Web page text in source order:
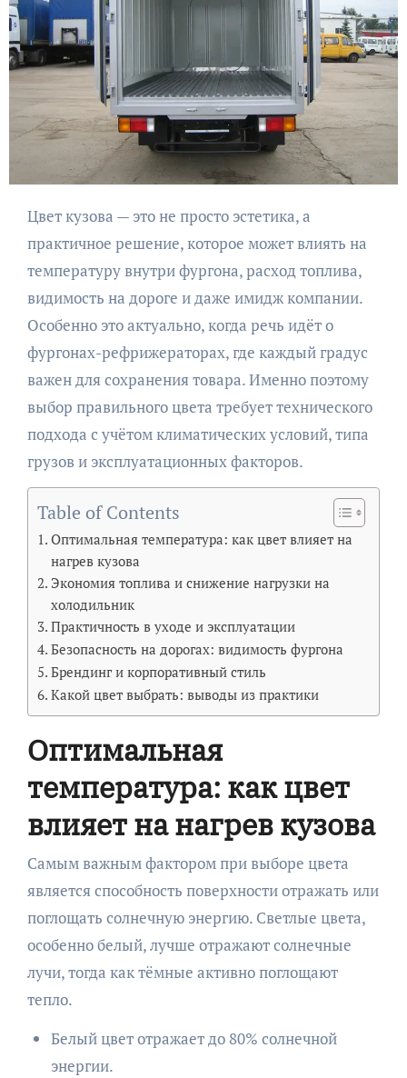
Цвет кузова — это не просто эстетика, а
практичное решение, которое может влиять на
температуру внутри фургона, расход топлива,
видимость на дороге и даже имидж компании.
Особенно это актуально, когда речь идёт о
фургонах-рефрижераторах, где каждый градус
важен для сохранения товара. Именно поэтому
выбор правильного цвета требует технического
подхода с учётом климатических условий, типа
грузов и эксплуатационных факторов.
Table of Contents
Оптимальная температура: как цвет влияет на
нагрев кузова
Экономия топлива и снижение нагрузки на
холодильник
Практичность в уходе и эксплуатации
Безопасность на дорогах: видимость фургона
Брендинг и корпоративный стиль
Какой цвет выбрать: выводы из практики
Оптимальная
температура: как цвет
влияет на нагрев кузова
Самым важным фактором при выборе цвета
является способность поверхности отражать или
поглощать солнечную энергию. Светлые цвета,
особенно белый, лучше отражают солнечные
лучи, тогда как тёмные активно поглощают
тепло.
Белый цвет отражает до 80% солнечной
энергии.